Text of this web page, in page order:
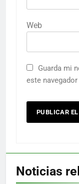
Web
Guarda mi
este
Noticias